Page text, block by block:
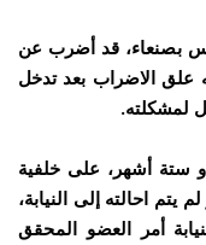
بصنعاء، قد أضرب عن
علق الاضراب بعد تدخل
لمشكلته.
ستة أشهر، على خلفية
يتم احالته إلى النيابة،
أمر العضو المحقق